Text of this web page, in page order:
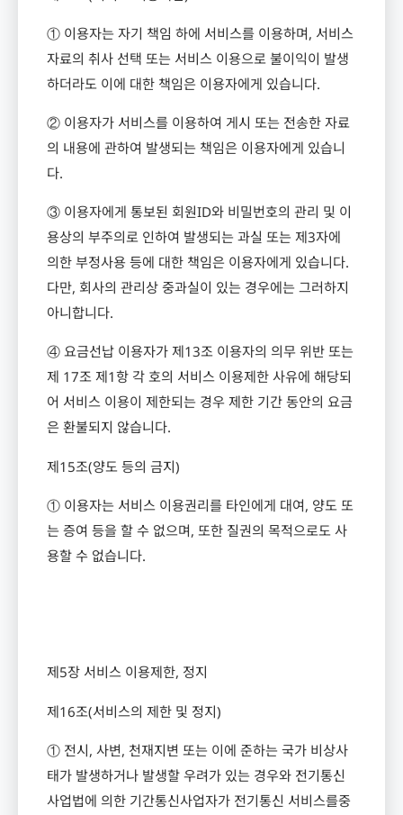
① 이용자는 자기 책임 하에 서비스를 이용하며, 서비스
자료의 취사 선택 또는 서비스 이용으로 불이익이 발생
하더라도 이에 대한 책임은 이용자에게 있습니다.
② 이용자가 서비스를 이용하여 게시 또는 전송한 자료
의 내용에 관하여 발생되는 책임은 이용자에게 있습니
다.
③ 이용자에게 통보된 회원ID와 비밀번호의 관리 및 이
용상의 부주의로 인하여 발생되는 과실 또는 제3자에
의한 부정사용 등에 대한 책임은 이용자에게 있습니다.
다만, 회사의 관리상 중과실이 있는 경우에는 그러하지
아니합니다.
④ 요금선납 이용자가 제13조 이용자의 의무 위반 또는
제 17조 제1항 각 호의 서비스 이용제한 사유에 해당되
어 서비스 이용이 제한되는 경우 제한 기간 동안의 요금
은 환불되지 않습니다.
제15조(양도 등의 금지)
① 이용자는 서비스 이용권리를 타인에게 대여, 양도 또
는 증여 등을 할 수 없으며, 또한 질권의 목적으로도 사
용할 수 없습니다.
제5장 서비스 이용제한, 정지
제16조(서비스의 제한 및 정지)
① 전시, 사변, 천재지변 또는 이에 준하는 국가 비상사
태가 발생하거나 발생할 우려가 있는 경우와 전기통신
사업법에 의한 기간통신사업자가 전기통신 서비스를중